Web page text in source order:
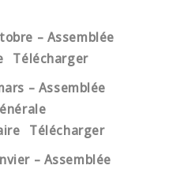
– Assemblée
Télécharger
– Assemblée
Télécharger
– Assemblée